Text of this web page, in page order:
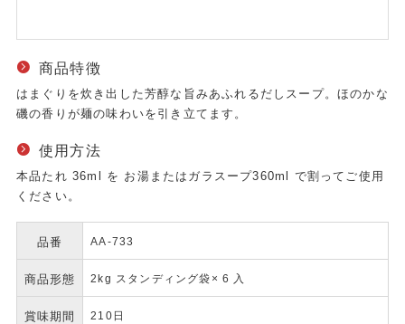
商品特徴
はまぐりを炊き出した芳醇な旨みあふれるだしスープ。ほのかな
磯の香りが麺の味わいを引き立てます。
使用方法
本品たれ 36ml を お湯またはガラスープ360ml で割ってご使用
ください。
品番 AA-733
商品形態 2kg スタンディング袋× 6 入
賞味期間 210日